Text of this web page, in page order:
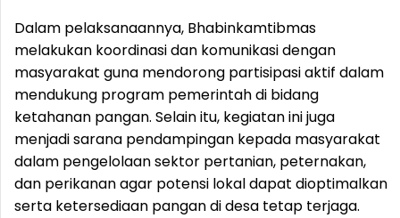
Dalam pelaksanaannya, Bhabinkamtibmas
melakukan koordinasi dan komunikasi dengan
masyarakat guna mendorong partisipasi aktif dalam
mendukung program pemerintah di bidang
ketahanan pangan. Selain itu, kegiatan ini juga
menjadi sarana pendampingan kepada masyarakat
dalam pengelolaan sektor pertanian, peternakan,
dan perikanan agar potensi lokal dapat dioptimalkan
serta ketersediaan pangan di desa tetap terjaga.